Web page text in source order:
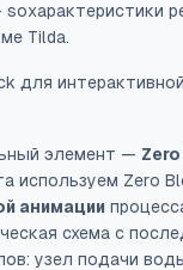
Tilda.
для
элемент —
используем Zero
анимации
схема с
узел подачи